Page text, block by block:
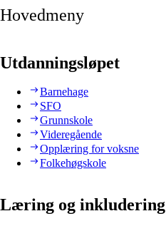
Hovedmeny
Utdanningsløpet
Barnehage
SFO
Grunnskole
Videregående
Opplæring for voksne
Folkehøgskole
Læring og inkludering